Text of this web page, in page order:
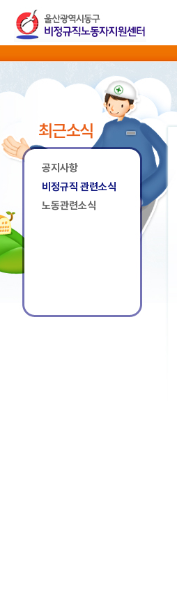
최근소식
공지사항
비정규직 관련소식
노동관련소식